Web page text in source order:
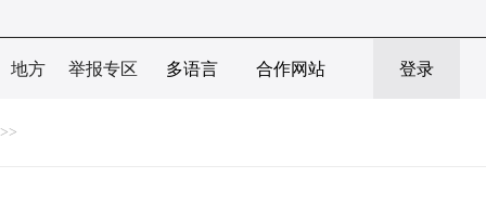
地方 举报专区 多语言 合作网站 登录
>>